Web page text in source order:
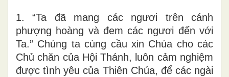
1. “Ta đã mang các ngươi trên cánh
phượng hoàng và đem các ngươi đến với
Ta.” Chúng ta cùng cầu xin Chúa cho các
Chủ chăn của Hội Thánh, luôn cảm nghiệm
được tình yêu của Thiên Chúa, để các ngài